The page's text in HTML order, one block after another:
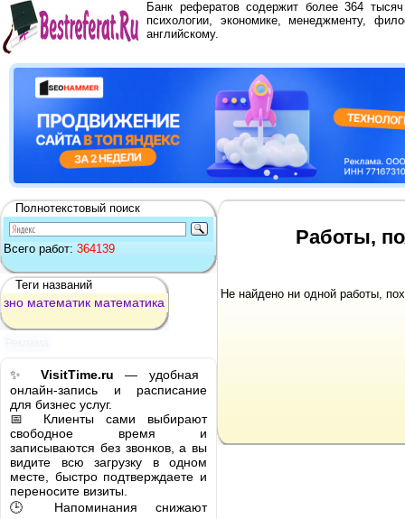
Банк рефератов содержит более 364
психологии, экономике, менеджменту,
английскому.
Полнотекстовый поиск
Всего работ: 364139
Теги названий
зно математик математика
✨ VisitTime.ru — удобная
онлайн-запись и расписание
для бизнес услуг.
📅 Клиенты сами выбирают
свободное время и
записываются без звонков, а вы
видите всю загрузку в одном
месте, быстро подтверждаете и
переносите визиты.
🕒 Напоминания снижают
Работы,
Не найдено ни одной работы,